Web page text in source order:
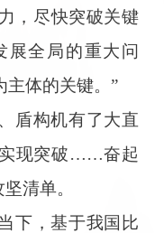
，尽快突破关键
展全局的重大问
主体的关键。”
盾构机有了大直
实现突破……奋起
清单。
下，基于我国比